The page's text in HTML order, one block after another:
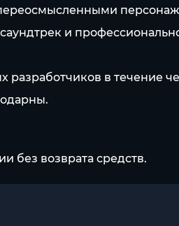
и
разработчиков в
без возврата средств.